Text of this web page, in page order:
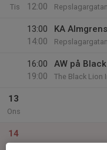
Tis
12:00
13:00
14:00
KA
16:00
19:00
AW på
The Black Lion
13
Ons
14